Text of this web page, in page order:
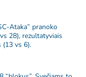
Ataka” pranoko
28), rezultatyviais
(13 vs 6).